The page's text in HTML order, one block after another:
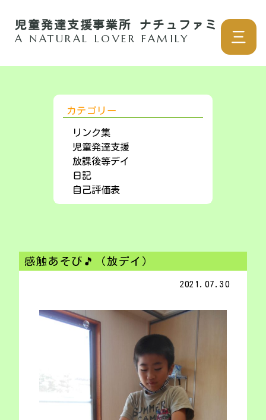
児童発達支援事業所 ナチュファミ
A NATURAL LOVER FAMILY 三
感触あそび🎵（放デイ）
2021.07.30
カテゴリー
リンク集
児童発達支援
放課後等デイ
日記
自己評価表